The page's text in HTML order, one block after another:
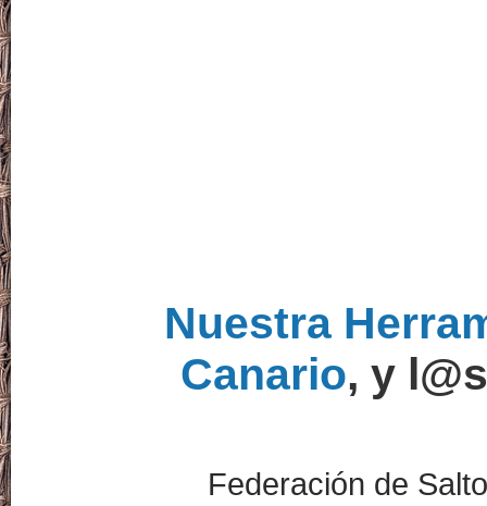
Nuestra
Canario, y
Federación de